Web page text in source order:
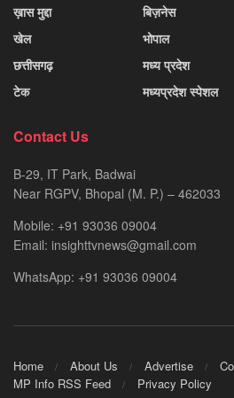
ख़ास मुद्दा
खेल
छत्तीसगढ़
टेक
बिज़नेस
भोपाल
मध्य प्रदेश
मध्यप्रदेश स्पेशल
Contact Us
B-29, IT Park, Badwai
Near RGPV, Bhopal (M. P.) – 462033
Mobile: +91 93036 09004
Email: insighttvnews@gmail.com
WhatsApp: +91 93036 09004
Home About Us Advertise
MP Info RSS Feed
Privacy Policy